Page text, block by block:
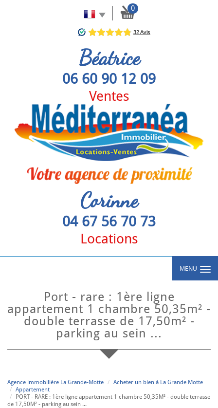
0
Béatrice
06 60 90 12 09
Ventes
Corinne
04 67 56 70 73
Locations
MENU
port - rare : 1ère ligne
appartement 1 chambre 50,35m² -
double terrasse de 17,50m² -
parking au sein ...
Agence immobilière La Grande-Motte
Acheter un bien à La Grande Motte
Appartement
PORT - RARE : 1ère ligne appartement 1 chambre 50,35M² - double terrasse
de 17,50M² - parking au sein ...